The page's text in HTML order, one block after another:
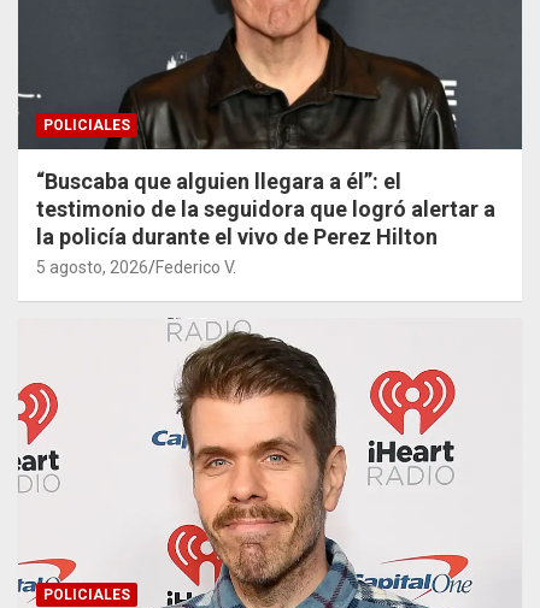
POLICIALES
“Buscaba que alguien llegara a él”: el
testimonio de la seguidora que logró alertar a
la policía durante el vivo de Perez Hilton
5 agosto, 2026 Federico V.
POLICIALES